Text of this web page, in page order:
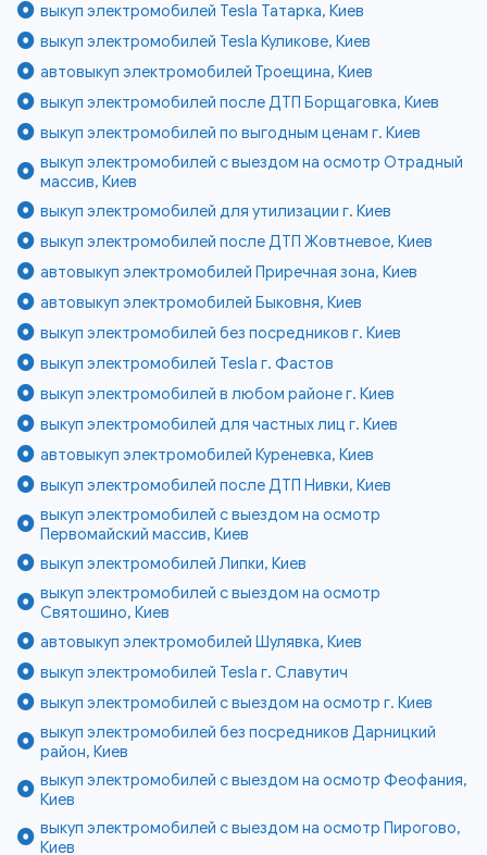
выкуп электромобилей Tesla Татарка, Киев
выкуп электромобилей Tesla Куликове, Киев
автовыкуп электромобилей Троещина, Киев
выкуп электромобилей после ДТП Борщаговка, Киев
выкуп электромобилей по выгодным ценам г. Киев
выкуп электромобилей с выездом на осмотр Отрадный
массив, Киев
выкуп электромобилей для утилизации г. Киев
выкуп электромобилей после ДТП Жовтневое, Киев
автовыкуп электромобилей Приречная зона, Киев
автовыкуп электромобилей Быковня, Киев
выкуп электромобилей без посредников г. Киев
выкуп электромобилей Tesla г. Фастов
выкуп электромобилей в любом районе г. Киев
выкуп электромобилей для частных лиц г. Киев
автовыкуп электромобилей Куреневка, Киев
выкуп электромобилей после ДТП Нивки, Киев
выкуп электромобилей с выездом на осмотр
Первомайский массив, Киев
выкуп электромобилей Липки, Киев
выкуп электромобилей с выездом на осмотр
Святошино, Киев
автовыкуп электромобилей Шулявка, Киев
выкуп электромобилей Tesla г. Славутич
выкуп электромобилей с выездом на осмотр г. Киев
выкуп электромобилей без посредников Дарницкий
район, Киев
выкуп электромобилей с выездом на осмотр Феофания,
Киев
выкуп электромобилей с выездом на осмотр Пирогово,
Киев